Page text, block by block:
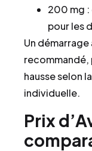
200 mg :
pour les
Un
recommandé,
hausse selon
individuelle.
Prix